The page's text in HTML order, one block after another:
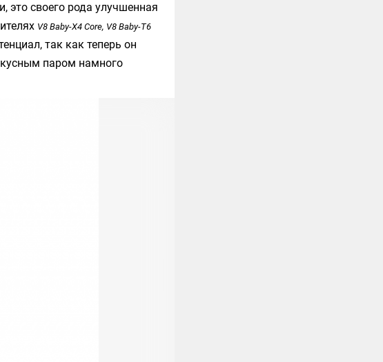
это своего рода улучшенная
V8 Baby-X4 Core, V8 Baby-T6
так как теперь он
паром намного